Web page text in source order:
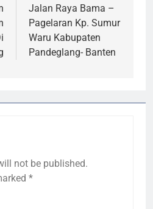
Jalan Raya Bama –
Pagelaran Kp. Sumur
Waru Kabupaten
Pandeglang- Banten
not be published.
*